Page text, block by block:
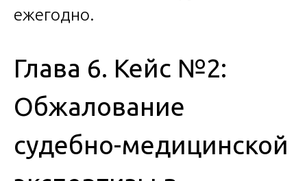
ежегодно.
Глава 6. Кейс №2:
Обжалование
судебно-медицинской